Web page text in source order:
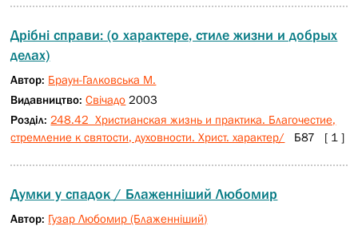
Дрібні справи: (о характере, стиле жизни и добрых
делах)
Автор: Браун-Галковська М.
Видавництво:Свічадо 2003
Розділ: 248.42 Христианская жизнь и практика. Благочестие,
стремление к святости, духовности. Христ. характер/ Б87 [ 1 ]
Думки у спадок / Блаженніший Любомир
Автор: Гузар Любомир (Блаженніший)